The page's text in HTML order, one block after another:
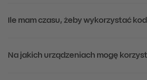
Ile mam czasu, żeby wykorzystać
Na jakich urządzeniach mogę